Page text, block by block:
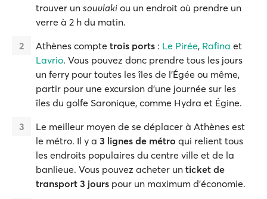
trouver un souvlaki ou un endroit où prendre un
verre à 2 h du matin.
Athènes compte trois ports : Le Pirée, Rafina et
Lavrio. Vous pouvez donc prendre tous les jours
un ferry pour toutes les îles de l'Égée ou même,
partir pour une excursion d'une journée sur les
îles du golfe Saronique, comme Hydra et Égine.
Le meilleur moyen de se déplacer à Athènes est
le métro. Il y a 3 lignes de métro qui relient tous
les endroits populaires du centre ville et de la
banlieue. Vous pouvez acheter un ticket de
transport 3 jours pour un maximum d'économie.